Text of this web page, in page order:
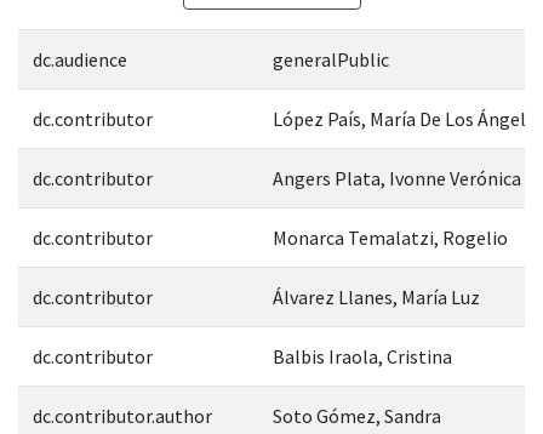
dc.audience generalPublic
dc.contributor López País, María De Los Ángeles
dc.contributor Angers Plata, Ivonne Verónica
dc.contributor Monarca Temalatzi, Rogelio
dc.contributor Álvarez Llanes, María Luz
dc.contributor Balbis Iraola, Cristina
dc.contributor.author Soto Gómez, Sandra